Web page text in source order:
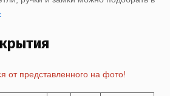
от представленного на фото!